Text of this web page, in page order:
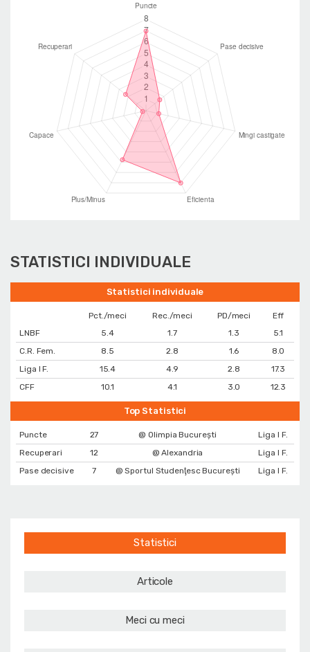
STATISTICI INDIVIDUALE
Statistici individuale
Pct./meci Rec./meci PD/meci
Eff
LNBF
5.4 1.7 1.3
5.1
C.R. Fem.
8.5 2.8 1.6
8.0
Liga I F.
15.4 4.9 2.8
17.3
CFF
10.1 4.1 3.0 12.3
Top Statistici
Puncte 27 @ Olimpia București
Liga I F.
Recuperari
12 @ Alexandria
Liga I F.
Pase decisive
7 @ Sportul Studenţesc Bucureşti Liga I F.
Statistici
Articole
Meci cu meci